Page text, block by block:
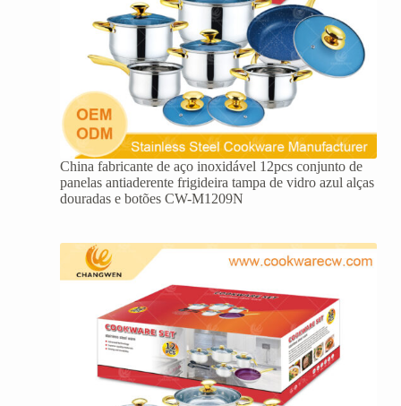
China fabricante de aço inoxidável 12pcs conjunto de
panelas antiaderente frigideira tampa de vidro azul alças
douradas e botões CW-M1209N